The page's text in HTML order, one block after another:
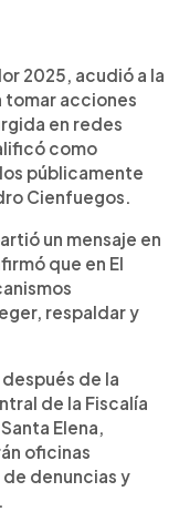
2025,
para
en
calificó como
mecanismos
que
de las
generando
2025, acudió a la
tomar acciones
en redes
como
públicamente
Cienfuegos.
un mensaje en
que en El
respaldar y
de la
de la Fiscalía
Elena,
oficinas
denuncias y